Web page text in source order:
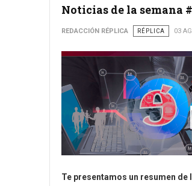
Noticias de la semana
REDACCIÓN RÉPLICA RÉPLICA 03
Te presentamos un resumen de